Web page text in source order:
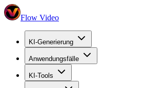
Flow Video
KI-Generierung
Anwendungsfälle
KI-Tools